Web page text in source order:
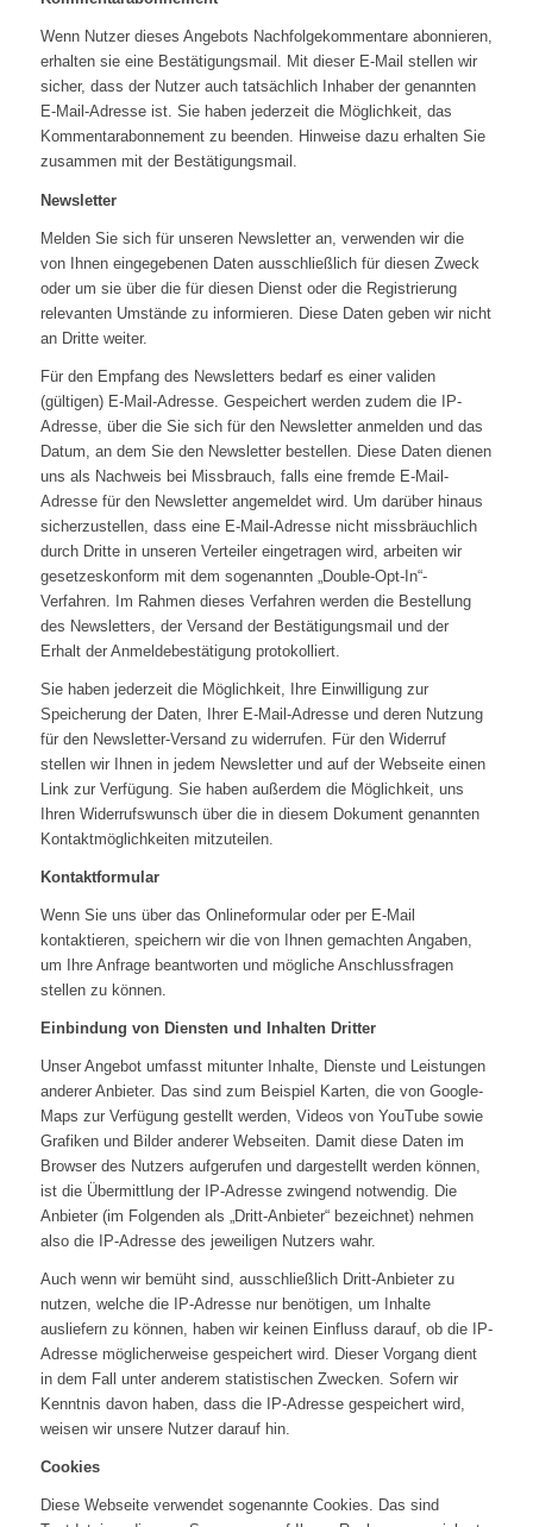
Wenn Nutzer dieses Angebots Nachfolgekommentare abonnieren,
erhalten sie eine Bestätigungsmail. Mit dieser E-Mail stellen wir
sicher, dass der Nutzer auch tatsächlich Inhaber der genannten
E-Mail-Adresse ist. Sie haben jederzeit die Möglichkeit, das
Kommentarabonnement zu beenden. Hinweise dazu erhalten Sie
zusammen mit der Bestätigungsmail.
Newsletter
Melden Sie sich für unseren Newsletter an, verwenden wir die
von Ihnen eingegebenen Daten ausschließlich für diesen Zweck
oder um sie über die für diesen Dienst oder die Registrierung
relevanten Umstände zu informieren. Diese Daten geben wir nicht
an Dritte weiter.
Für den Empfang des Newsletters bedarf es einer validen
(gültigen) E-Mail-Adresse. Gespeichert werden zudem die IP-
Adresse, über die Sie sich für den Newsletter anmelden und das
Datum, an dem Sie den Newsletter bestellen. Diese Daten dienen
uns als Nachweis bei Missbrauch, falls eine fremde E-Mail-
Adresse für den Newsletter angemeldet wird. Um darüber hinaus
sicherzustellen, dass eine E-Mail-Adresse nicht missbräuchlich
durch Dritte in unseren Verteiler eingetragen wird, arbeiten wir
gesetzeskonform mit dem sogenannten „Double-Opt-In“-
Verfahren. Im Rahmen dieses Verfahren werden die Bestellung
des Newsletters, der Versand der Bestätigungsmail und der
Erhalt der Anmeldebestätigung protokolliert.
Sie haben jederzeit die Möglichkeit, Ihre Einwilligung zur
Speicherung der Daten, Ihrer E-Mail-Adresse und deren Nutzung
für den Newsletter-Versand zu widerrufen. Für den Widerruf
stellen wir Ihnen in jedem Newsletter und auf der Webseite einen
Link zur Verfügung. Sie haben außerdem die Möglichkeit, uns
Ihren Widerrufswunsch über die in diesem Dokument genannten
Kontaktmöglichkeiten mitzuteilen.
Kontaktformular
Wenn Sie uns über das Onlineformular oder per E-Mail
kontaktieren, speichern wir die von Ihnen gemachten Angaben,
um Ihre Anfrage beantworten und mögliche Anschlussfragen
stellen zu können.
Einbindung von Diensten und Inhalten Dritter
Unser Angebot umfasst mitunter Inhalte, Dienste und Leistungen
anderer Anbieter. Das sind zum Beispiel Karten, die von Google-
Maps zur Verfügung gestellt werden, Videos von YouTube sowie
Grafiken und Bilder anderer Webseiten. Damit diese Daten im
Browser des Nutzers aufgerufen und dargestellt werden können,
ist die Übermittlung der IP-Adresse zwingend notwendig. Die
Anbieter (im Folgenden als „Dritt-Anbieter“ bezeichnet) nehmen
also die IP-Adresse des jeweiligen Nutzers wahr.
Auch wenn wir bemüht sind, ausschließlich Dritt-Anbieter zu
nutzen, welche die IP-Adresse nur benötigen, um Inhalte
ausliefern zu können, haben wir keinen Einfluss darauf, ob die IP-
Adresse möglicherweise gespeichert wird. Dieser Vorgang dient
in dem Fall unter anderem statistischen Zwecken. Sofern wir
Kenntnis davon haben, dass die IP-Adresse gespeichert wird,
weisen wir unsere Nutzer darauf hin.
Cookies
Diese Webseite verwendet sogenannte Cookies. Das sind